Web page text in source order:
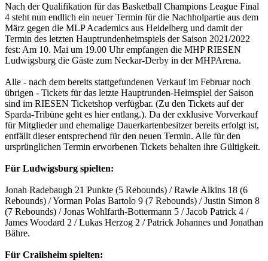
Nach der Qualifikation für das Basketball Champions League Final
4 steht nun endlich ein neuer Termin für die Nachholpartie aus dem
März gegen die MLP Academics aus Heidelberg und damit der
Termin des letzten Hauptrundenheimspiels der Saison 2021/2022
fest: Am 10. Mai um 19.00 Uhr empfangen die MHP RIESEN
Ludwigsburg die Gäste zum Neckar-Derby in der MHPArena.
Alle - nach dem bereits stattgefundenen Verkauf im Februar noch
übrigen - Tickets für das letzte Hauptrunden-Heimspiel der Saison
sind im RIESEN Ticketshop verfügbar. (Zu den Tickets auf der
Sparda-Tribüne geht es hier entlang.). Da der exklusive Vorverkauf
für Mitglieder und ehemalige Dauerkartenbesitzer bereits erfolgt ist,
entfällt dieser entsprechend für den neuen Termin. Alle für den
ursprünglichen Termin erworbenen Tickets behalten ihre Gültigkeit.
Für Ludwigsburg spielten:
Jonah Radebaugh 21 Punkte (5 Rebounds) / Rawle Alkins 18 (6
Rebounds) / Yorman Polas Bartolo 9 (7 Rebounds) / Justin Simon 8
(7 Rebounds) / Jonas Wohlfarth-Bottermann 5 / Jacob Patrick 4 /
James Woodard 2 / Lukas Herzog 2 / Patrick Johannes und Jonathan
Bähre.
Für Crailsheim spielten: